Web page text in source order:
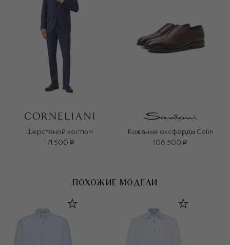
Шерстяной костюм
171 500 ₽
Кожаные оксфорды Colin
106 500 ₽
ПОХОЖИЕ МОДЕЛИ